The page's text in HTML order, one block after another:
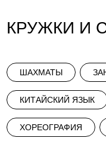
ШАХМАТЫ
КИТАЙСКИЙ ЯЗЫК
ХОРЕОГРАФИЯ
КРУЖКИ И